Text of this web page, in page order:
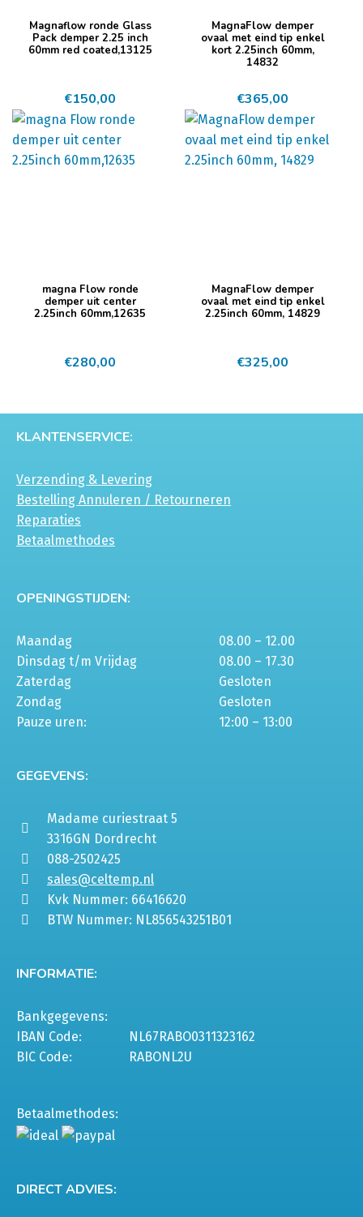
Magnaflow ronde Glass
Pack demper 2.25 inch
60mm red coated,13125
€150,00
MagnaFlow demper
ovaal met eind tip enkel
kort 2.25inch 60mm,
14832
€365,00
magna Flow ronde
demper uit center
2.25inch 60mm,12635
€280,00
MagnaFlow demper
ovaal met eind tip enkel
2.25inch 60mm, 14829
€325,00
KLANTENSERVICE:
Verzending & Levering
Bestelling Annuleren / Retourneren
Reparaties
Betaalmethodes
OPENINGSTIJDEN:
Maandag
08.00 – 12.00
Dinsdag t/m Vrijdag
08.00 – 17.30
Zaterdag
Gesloten
Zondag
Gesloten
Pauze uren:
12:00 – 13:00
GEGEVENS:
Madame curiestraat 5
3316GN Dordrecht
088-2502425
sales@celtemp.nl
Kvk Nummer: 66416620
BTW Nummer: NL856543251B01
INFORMATIE:
Bankgegevens:
IBAN Code:
NL67RABO0311323162
BIC Code:
RABONL2U
Betaalmethodes:
DIRECT ADVIES: